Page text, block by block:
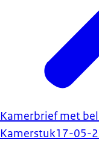
Kamerbrief met
Kamerstuk17-05-